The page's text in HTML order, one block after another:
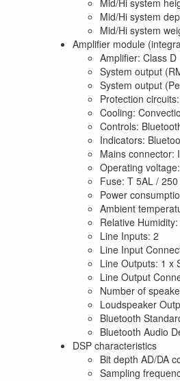
Mid/Hi system
Mid/Hi system
Mid/Hi system
Amplifier module
Amplifier: Class D
System output
System output
Protection
Cooling:
Controls:
Indicators:
Mains connector:
Operating
Fuse: T 5AL / 250
Power
Ambient
Relative
Line Inputs: 2
Line Input
Line Outputs: 1 x
Line Output
Number of
Loudspeaker
Bluetooth
Bluetooth Audio
DSP characteristics
Bit depth AD/DA
Sampling